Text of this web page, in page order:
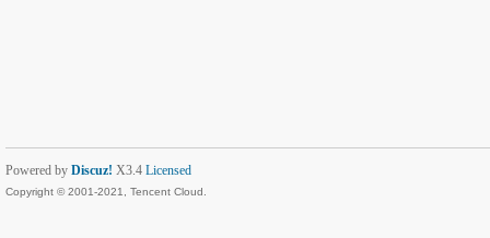
Powered by Discuz! X3.4 Licensed
Copyright © 2001-2021, Tencent Cloud.